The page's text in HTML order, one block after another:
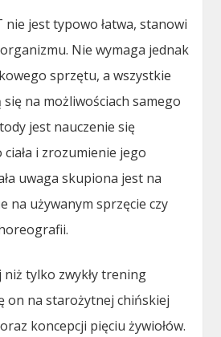
nie jest typowo łatwa, stanowi
Nie wymaga jednak
sprzętu, a wszystkie
na możliwościach samego
jest nauczenie się
ciała i zrozumienie jego
uwaga skupiona jest na
na używanym sprzęcie czy
niż tylko zwykły trening
on na starożytnej chińskiej
koncepcji pięciu żywiołów.